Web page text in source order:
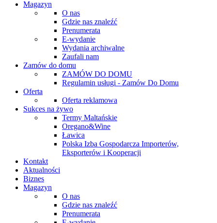
Magazyn
O nas
Gdzie nas znaleźć
Prenumerata
E-wydanie
Wydania archiwalne
Zaufali nam
Zamów do domu
ZAMÓW DO DOMU
Regulamin usługi - Zamów Do Domu
Oferta
Oferta reklamowa
Sukces na żywo
Termy Maltańskie
Oregano&Wine
Ławica
Polska Izba Gospodarcza Importerów,
Eksporterów i Kooperacji
Kontakt
Aktualności
Biznes
Magazyn
O nas
Gdzie nas znaleźć
Prenumerata